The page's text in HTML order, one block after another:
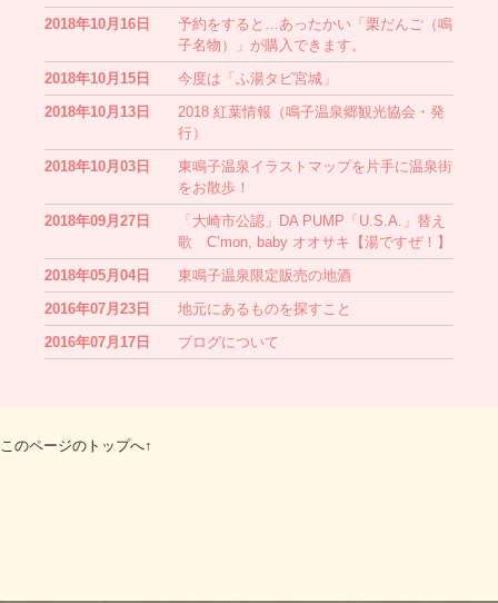
2018年10月16日
予約をすると…あったかい「栗だんご（鳴
子名物）」が購入できます。
2018年10月15日
今度は「ふ湯タビ宮城」
2018年10月13日
2018 紅葉情報（鳴子温泉郷観光協会・発
行）
2018年10月03日
東鳴子温泉イラストマップを片手に温泉街
をお散歩！
2018年09月27日
「大崎市公認」DA PUMP「U.S.A.」替え
歌 C’mon, baby オオサキ【湯ですぜ！】
2018年05月04日
東鳴子温泉限定販売の地酒
2016年07月23日
地元にあるものを探すこと
2016年07月17日
ブログについて
このページのトップへ↑